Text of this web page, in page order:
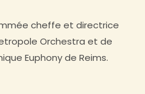
cheffe et directrice
Orchestra et de
Euphony de Reims.